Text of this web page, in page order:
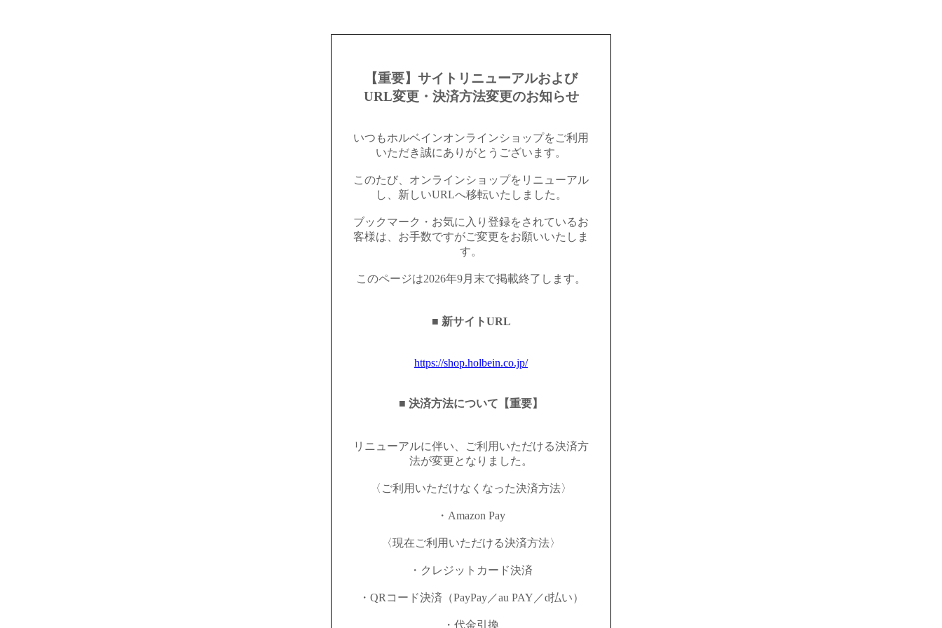
【重要】サイトリニューアルおよび
URL変更・決済方法変更のお知らせ
いつもホルベインオンラインショップをご利用
いただき誠にありがとうございます。
このたび、オンラインショップをリニューアル
し、新しいURLへ移転いたしました。
ブックマーク・お気に入り登録をされているお
客様は、お手数ですがご変更をお願いいたしま
す。
このページは2026年9月末で掲載終了します。
■ 新サイトURL
https://shop.holbein.co.jp/
■ 決済方法について【重要】
リニューアルに伴い、ご利用いただける決済方
法が変更となりました。
〈ご利用いただけなくなった決済方法〉
・Amazon Pay
〈現在ご利用いただける決済方法〉
・クレジットカード決済
・QRコード決済（PayPay／au PAY／d払い）
・代金引換